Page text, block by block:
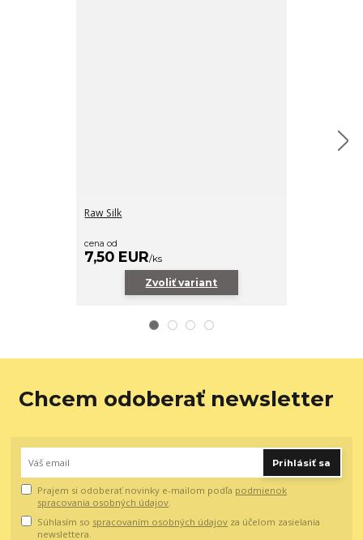
Raw Silk
cena od
7,50 EUR/ks
Zvoliť variant
Chcem odoberať newsletter
Prihlásiť sa
Prajem si odoberať novinky e-mailom podľa podmienok
spracovania osobných údajov.
Súhlasím so spracovaním osobných údajov za účelom zasielania
newslettera.